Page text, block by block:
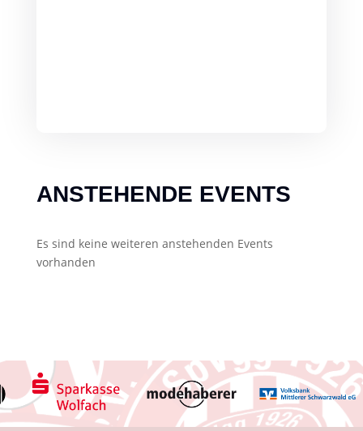
ANSTEHENDE EVENTS
Es sind keine weiteren anstehenden Events
vorhanden